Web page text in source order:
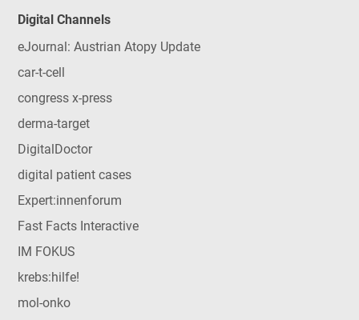
Digital Channels
eJournal: Austrian Atopy Update
car-t-cell
congress x-press
derma-target
DigitalDoctor
digital patient cases
Expert:innenforum
Fast Facts Interactive
IM FOKUS
krebs:hilfe!
mol-onko